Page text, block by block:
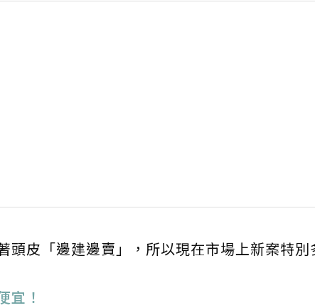
頭皮「邊建邊賣」，所以現在市場上新案特別
宜！